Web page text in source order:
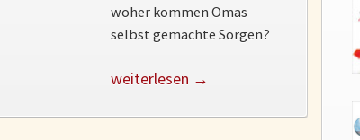
woher kommen Omas
selbst gemachte Sorgen?
weiterlesen →